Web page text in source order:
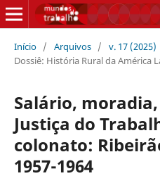
Início / Arquivos / v. 17 (2025)
Dossiê: História Rural da América
Salário,
Justiça do
colonato:
1957-1964